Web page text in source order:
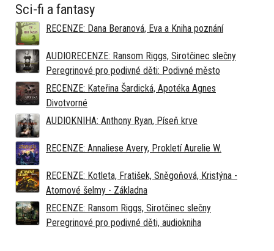
Sci-fi a fantasy
RECENZE: Dana Beranová, Eva a Kniha poznání
AUDIORECENZE: Ransom Riggs, Sirotčinec slečny
Peregrinové pro podivné děti: Podivné město
RECENZE: Kateřina Šardická, Apotéka Agnes
Divotvorné
AUDIOKNIHA: Anthony Ryan, Píseň krve
RECENZE: Annaliese Avery, Prokletí Aurelie W.
RECENZE: Kotleta, Fratišek, Sněgoňová, Kristýna -
Atomové šelmy - Základna
RECENZE: Ransom Riggs, Sirotčinec slečny
Peregrinové pro podivné děti, audiokniha